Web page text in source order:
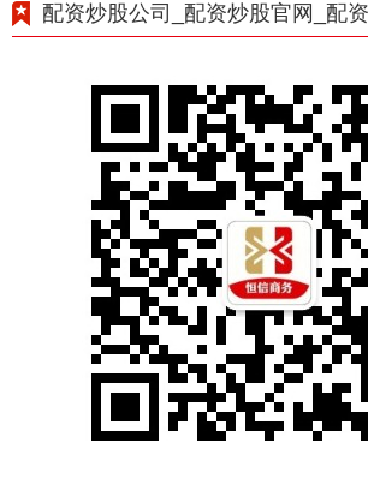
配资炒股公司_配资炒股官网_配